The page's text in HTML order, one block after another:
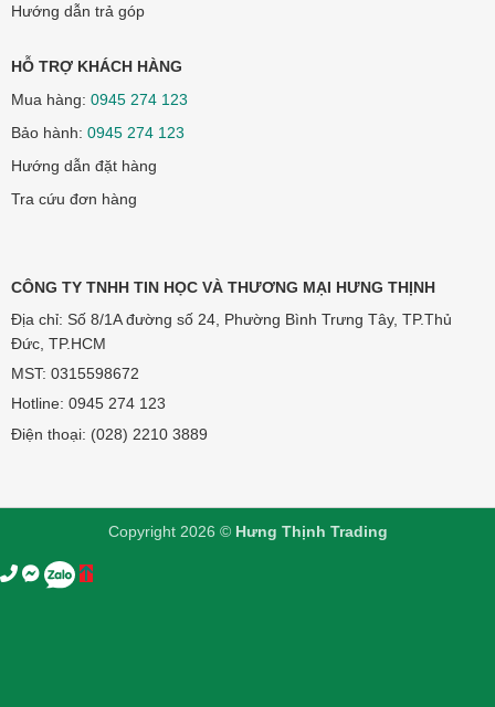
Hướng dẫn trả góp
HỖ TRỢ KHÁCH HÀNG
Mua hàng: 0945 274 123
Bảo hành: 0945 274 123
Hướng dẫn đặt hàng
Tra cứu đơn hàng
CÔNG TY TNHH TIN HỌC VÀ THƯƠNG MẠI HƯNG THỊNH
Địa chỉ: Số 8/1A đường số 24, Phường Bình Trưng Tây, TP.Thủ
Đức, TP.HCM
MST: 0315598672
Hotline: 0945 274 123
Điện thoại: (028) 2210 3889
Copyright 2026 © Hưng Thịnh Trading